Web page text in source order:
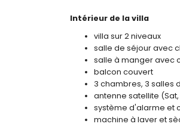
Intérieur de la villa
villa sur 2 niveaux
salle de séjour avec
salle à manger avec
balcon couvert
3 chambres, 3 salles
antenne satellite (Sat,
système d'alarme et
machine à laver et